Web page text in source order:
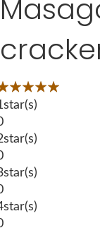
g
l
l
e
r
y
p
o
t
h
e
b
e
g
i
n
of100
star(s)
star(s)
star(s)
star(s)